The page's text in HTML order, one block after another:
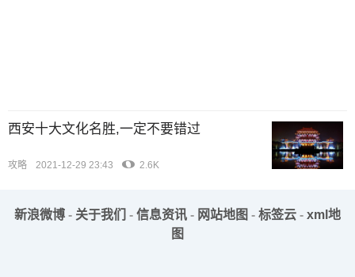
西安十大文化名胜,一定不要错过
攻略 2021-12-29 23:43 2.6K
新浪微博 - 关于我们 - 信息资讯 - 网站地图 - 标签云 - xml地
图